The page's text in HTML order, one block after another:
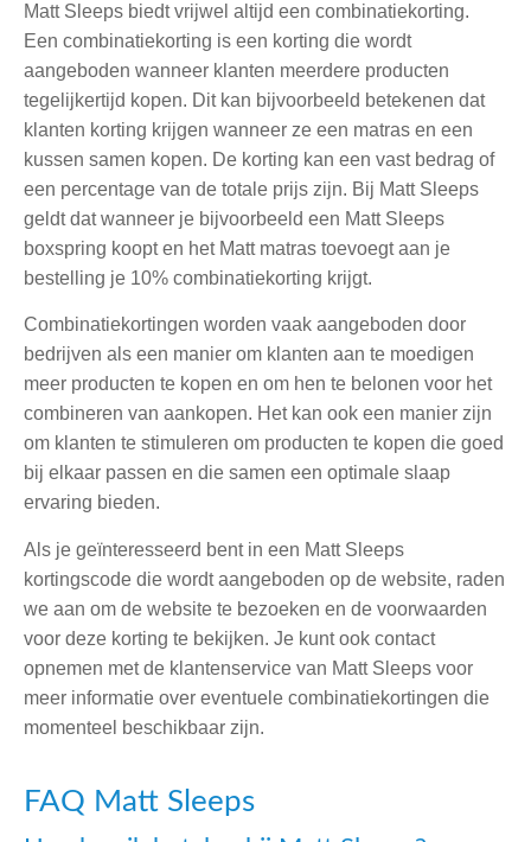
Matt Sleeps biedt vrijwel altijd een combinatiekorting.
Een combinatiekorting is een korting die wordt
aangeboden wanneer klanten meerdere producten
tegelijkertijd kopen. Dit kan bijvoorbeeld betekenen dat
klanten korting krijgen wanneer ze een matras en een
kussen samen kopen. De korting kan een vast bedrag of
een percentage van de totale prijs zijn. Bij Matt Sleeps
geldt dat wanneer je bijvoorbeeld een Matt Sleeps
boxspring koopt en het Matt matras toevoegt aan je
bestelling je 10% combinatiekorting krijgt.
Combinatiekortingen worden vaak aangeboden door
bedrijven als een manier om klanten aan te moedigen
meer producten te kopen en om hen te belonen voor het
combineren van aankopen. Het kan ook een manier zijn
om klanten te stimuleren om producten te kopen die goed
bij elkaar passen en die samen een optimale slaap
ervaring bieden.
Als je geïnteresseerd bent in een Matt Sleeps
kortingscode die wordt aangeboden op de website, raden
we aan om de website te bezoeken en de voorwaarden
voor deze korting te bekijken. Je kunt ook contact
opnemen met de klantenservice van Matt Sleeps voor
meer informatie over eventuele combinatiekortingen die
momenteel beschikbaar zijn.
FAQ Matt Sleeps